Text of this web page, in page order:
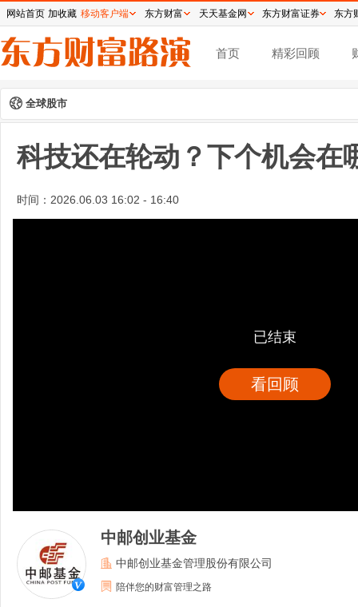
首页 精彩回顾
全球股市
科技还在轮动？下个机会在
时间： 2026.06.03 16:02 - 16:40
已结束
看回顾
中邮创业基金
中邮创业基金管理股份有限公司
陪伴您的财富管理之路
网站首页 加收藏 移动客户端 东方财富 天天基金网 东方财富证券 东方